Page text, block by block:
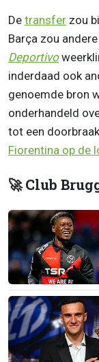
De transfer zou
Barça zou
Deportivo
inderdaad ook
genoemde bron
onderhandeld
tot een
Fiorentina op de
🚀 Club